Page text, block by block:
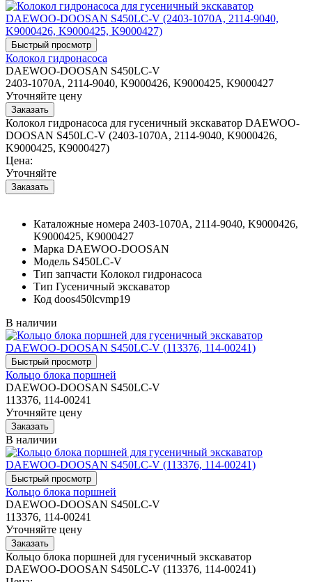
Колокол гидронасоса
DAEWOO-DOOSAN S450LC-V
2403-1070A, 2114-9040, K9000426, K9000425, K9000427
Уточняйте цену
Колокол гидронасоса для гусеничный экскаватор DAEWOO-
DOOSAN S450LC-V (2403-1070A, 2114-9040, K9000426,
K9000425, K9000427)
Цена:
Уточняйте
Каталожные номера 2403-1070A, 2114-9040, K9000426,
K9000425, K9000427
Марка DAEWOO-DOOSAN
Модель S450LC-V
Тип запчасти Колокол гидронасоса
Тип Гусеничный экскаватор
Код doos450lcvmp19
В наличии
Кольцо блока поршней
DAEWOO-DOOSAN S450LC-V
113376, 114-00241
Уточняйте цену
В наличии
Кольцо блока поршней
DAEWOO-DOOSAN S450LC-V
113376, 114-00241
Уточняйте цену
Кольцо блока поршней для гусеничный экскаватор
DAEWOO-DOOSAN S450LC-V (113376, 114-00241)